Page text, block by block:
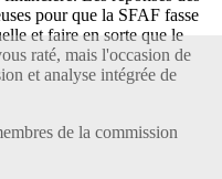
pour que la SFAF fasse
et faire en sorte que le
raté, mais l'occasion de
et analyse intégrée de
de la commission